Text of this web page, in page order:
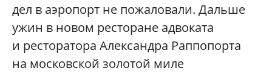
дел в аэропорт не пожаловали. Дальше
ужин в новом ресторане адвоката
и ресторатора Александра Раппопорта
на московской золотой миле